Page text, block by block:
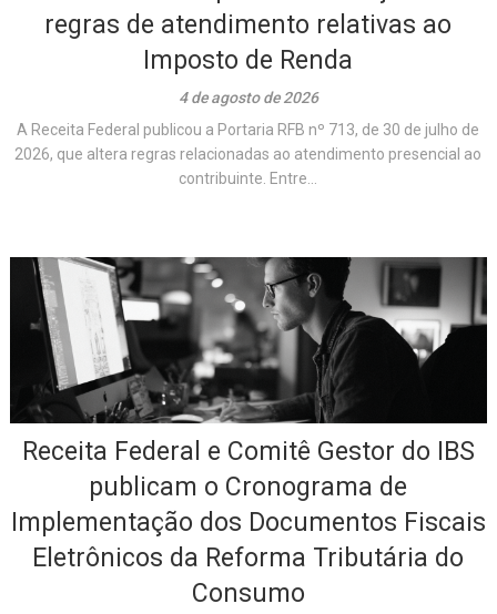
regras de atendimento relativas ao
Imposto de Renda
4 de agosto de 2026
A Receita Federal publicou a Portaria RFB nº 713, de 30 de julho de
2026, que altera regras relacionadas ao atendimento presencial ao
contribuinte. Entre...
Receita Federal e Comitê Gestor do IBS
publicam o Cronograma de
Implementação dos Documentos Fiscais
Eletrônicos da Reforma Tributária do
Consumo